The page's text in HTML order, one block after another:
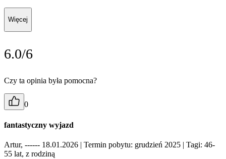
Więcej
6.0/6
Czy ta opinia była pomocna?
0
fantastyczny wyjazd
Artur, ------ 18.01.2026 | Termin pobytu: grudzień 2025 | Tagi: 46-
55 lat, z rodziną